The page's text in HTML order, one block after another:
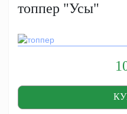
топпер "Усы"